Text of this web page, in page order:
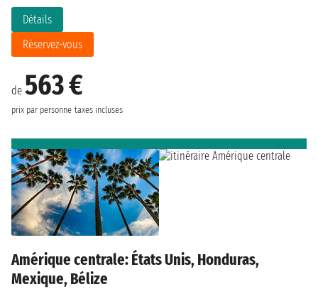
de 563 €
prix par personne taxes incluses
Détails
Réservez-vous
Amérique centrale: États Unis, Honduras,
Mexique, Bélize